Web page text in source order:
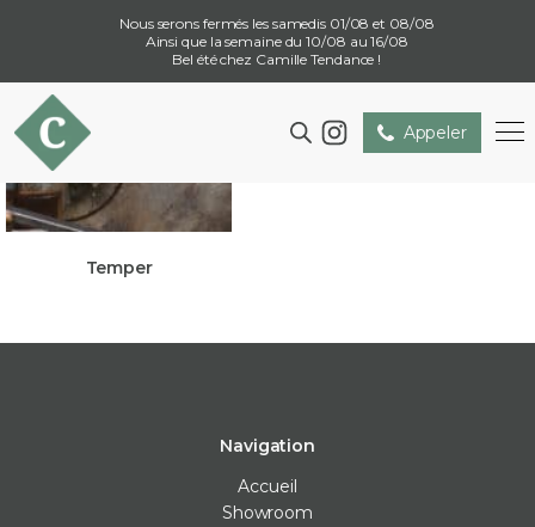
Nous serons fermés les samedis 01/08 et 08/08
Ainsi que la semaine du 10/08 au 16/08
Bel été chez Camille Tendance !
Appeler
Temper
Navigation
Accueil
Showroom